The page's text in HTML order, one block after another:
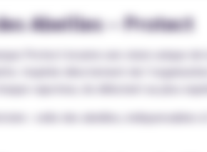
Abeilles – Protect
Protect incarne une vision unique
Inspirée directement de
vapoteur, du débutant au plus
: celle des abeilles, indispensables